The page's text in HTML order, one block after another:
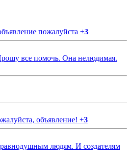
пожалуйста +3
все помочь. Она нелюдимая.
объявление! +3
людям. И создателям